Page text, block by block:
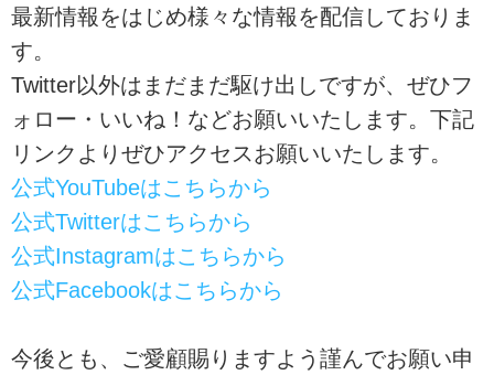
ょう！
最新情報をはじめ様々な情報を配信しておりま
す。
Twitter以外はまだまだ駆け出しですが、ぜひフ
ォロー・いいね！などお願いいたします。下記
リンクよりぜひアクセスお願いいたします。
公式YouTubeはこちらから
公式Twitterはこちらから
公式Instagramはこちらから
公式Facebookはこちらから
今後とも、ご愛顧賜りますよう謹んでお願い申